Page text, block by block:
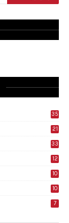
35
21
33
12
10
10
7